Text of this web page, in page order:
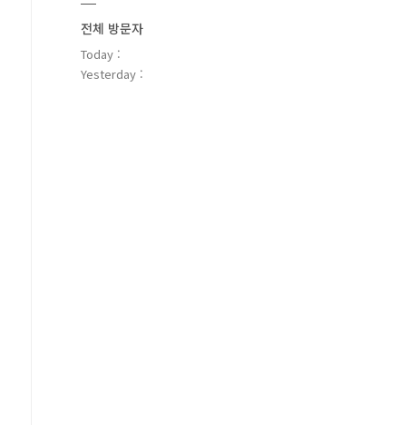
전체 방문자
Today :
Yesterday :